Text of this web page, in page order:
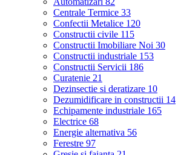
Centrale Termice 33
Confectii Metalice 120
Constructii civile 115
Constructii Imobiliare Noi 30
Constructii industriale 153
Constructii Servicii 186
Curatenie 21
Dezinsectie si deratizare 10
Dezumidificare in constructii 14
Echipamente industriale 165
Electrice 68
Energie alternativa 56
Ferestre 97